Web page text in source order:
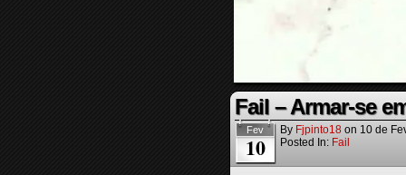
Fail – Armar-se
Fev
10
By Fjpinto18 on 10 de
Posted In: Fail